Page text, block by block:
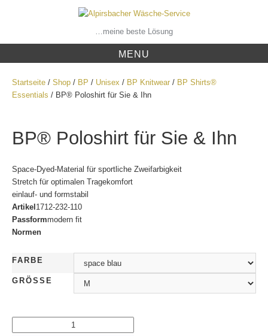
…meine beste Lösung
MENU
Startseite/ Shop/ BP / Unisex / BP Knitwear/ BP Shirts®
Essentials / BP® Poloshirt für Sie & Ihn
BP® Poloshirt für Sie & Ihn
Space-Dyed-Material für sportliche Zweifarbigkeit
Stretch für optimalen Tragekomfort
einlauf- und formstabil
Artikel 1712-232-110
Passformmodern fit
Normen
FARBE
GRÖSSE